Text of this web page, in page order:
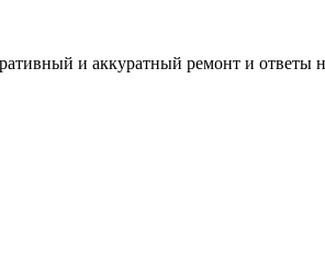
и аккуратный ремонт и